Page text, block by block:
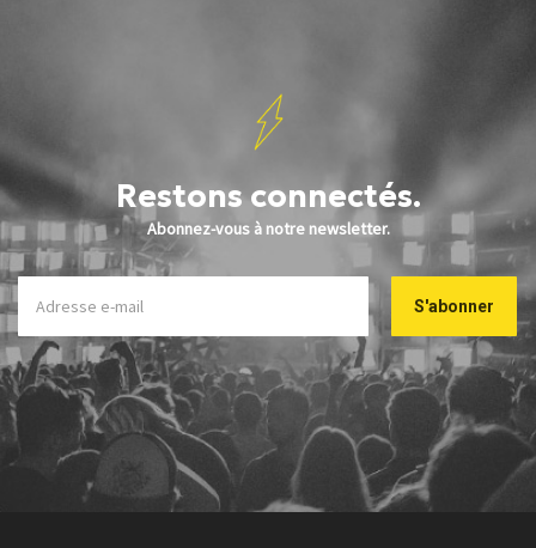
Restons connectés.
Abonnez-vous à notre newsletter.